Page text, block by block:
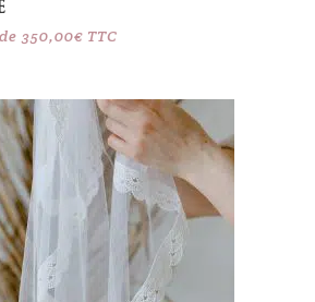
350,00€ TTC